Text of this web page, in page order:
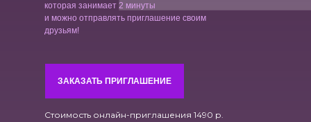
которая занимает 2 минуты
и можно отправлять приглашение своим
друзьям!
ЗАКАЗАТЬ ПРИГЛАШЕНИЕ
Стоимость онлайн-приглашения 1490 р.